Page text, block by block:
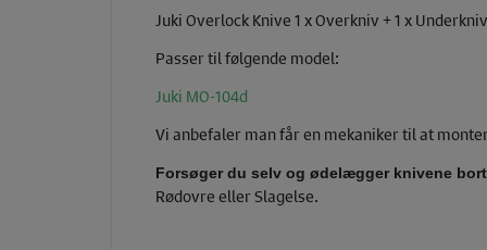
Juki Overlock Knive 1 x Overkniv + 1 x
Passer til følgende model:
Juki MO-104d
Vi anbefaler man får en mekaniker til at
Forsøger du selv og ødelægger knivene
Rødovre eller Slagelse.